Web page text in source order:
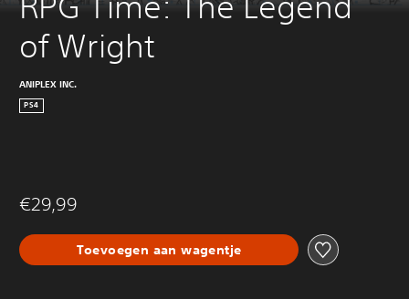
of Wright
ANIPLEX INC.
PS4
€29,99
Toevoegen aan wagentje